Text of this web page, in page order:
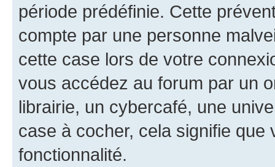
période prédéfinie. Cette
compte par une personne
cette case lors de votre
vous accédez au forum par un
librairie, un cybercafé, une
case à cocher, cela signifie
fonctionnalité.